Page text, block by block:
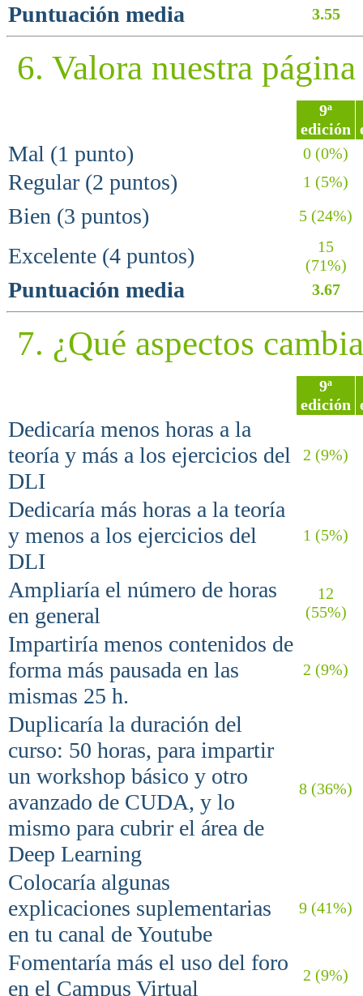
Puntuación media 3.55
6. Valora nuestra
9ª
edición
Mal (1 punto) 0 (0%)
Regular (2 puntos) 1 (5%)
Bien (3 puntos) 5 (24%)
Excelente (4 puntos)
15
(71%)
Puntuación media 3.67
7. ¿Qué aspectos
9ª
edición
Dedicaría menos horas a la
teoría y más a los ejercicios del
DLI
2 (9%)
Dedicaría más horas a la teoría
y menos a los ejercicios del
DLI
1 (5%)
Ampliaría el número de horas
en general
12
(55%)
Impartiría menos contenidos de
forma más pausada en las
mismas 25 h.
2 (9%)
Duplicaría la duración del
curso: 50 horas, para impartir
un workshop básico y otro
avanzado de CUDA, y lo
mismo para cubrir el área de
Deep Learning
8 (36%)
Colocaría algunas
explicaciones suplementarias
en tu canal de Youtube
9 (41%)
Fomentaría más el uso del foro
en el Campus Virtual
2 (9%)